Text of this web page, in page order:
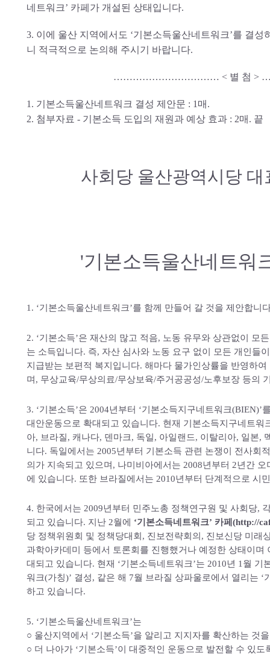
네트워크’ 카페가 개설된 상태입니다.
3. 이에 울산 지역에서도 ‘기본소득울산네트워크’를 결
니 적극적으로 논의해 주시기 바랍니다.
…………………………… < 별 첨
1. 기본소득울산네트워크 결성 제안문 : 1매.
2. 첨부자료 - 기본소득 도입의 재원과 예상 효과 : 2매. 끝
사회당 울산광역시당 대
'기본소득울산네트워
1. ‘기본소득울산네트워크’를 함께 만들어 갈 것을 제안합니
2. ‘기본소득’은 재산의 많고 적음, 노동 유무와 상관없이 모
는 소득입니다. 즉, 자산 심사와 노동 요구 없이 모든 개인들
지급받는 보편적 복지입니다. 해마다 물가인상률을 반영하
며, 무상교육/무상의료/무상보육/주거공공성/노후보장 등의
3. ‘기본소득’은 2004년부터 ‘기본소득지구네트워크
대안운동으로 확대되고 있습니다. 현재 기본소득지구네트
아, 브라질, 캐나다, 덴마크, 독일, 아일랜드, 이탈리아, 일본,
니다. 독일에서는 2005년부터 기본소득 관련 논쟁이 전사회
의가 지속되고 있으며, 나미비아에서는 2008년부터 2년간
에 있습니다. 또한 브라질에서는 2010년부터 단계적으로 시
4. 한국에서는 2009년부터 민주노총 정책연구원 및 사회당,
되고 있습니다. 지난 2월에 ‘기본소득네트워크’ 카페(http://
당 정책위원회 및 정책당대회, 진보전략회의, 진보신당 미래
과학아카데미 등에서 토론회를 진행했거나 예정한 상태이
대되고 있습니다. 현재 ‘기본소득네트워크’는 2010년 1월
워크(가칭)’ 결성, 같은 해 7월 브라질 상파울로에서 열리는
하고 있습니다.
5. ‘기본소득울산네트워크’는
○ 울산지역에서 ‘기본소득’을 알리고 지지자를 확산하는 것
○ 더 나아가 ‘기본소득’이 대중적인 운동으로 발전할 수 있